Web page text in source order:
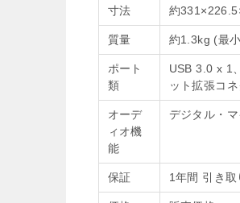
寸法 約
質量 約1.3kg (最
ポート
類
USB 3.0 x 1
ット拡張コ
オーデ
ィオ機
能
デジタル・
保証 1年間 引き取